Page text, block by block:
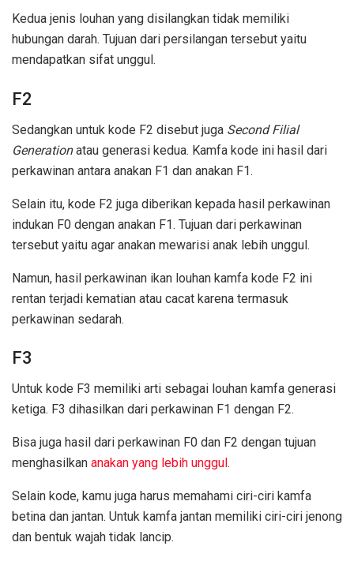
Kedua jenis louhan yang disilangkan tidak memiliki
hubungan darah. Tujuan dari persilangan tersebut yaitu
mendapatkan sifat unggul.
F2
Sedangkan untuk kode F2 disebut juga Second Filial
Generationatau generasi kedua. Kamfa kode ini hasil dari
perkawinan antara anakan F1 dan anakan F1.
Selain itu, kode F2 juga diberikan kepada hasil perkawinan
indukan F0 dengan anakan F1. Tujuan dari perkawinan
tersebut yaitu agar anakan mewarisi anak lebih unggul.
Namun, hasil perkawinan ikan louhan kamfa kode F2 ini
rentan terjadi kematian atau cacat karena termasuk
perkawinan sedarah.
F3
Untuk kode F3 memiliki arti sebagai louhan kamfa generasi
ketiga. F3 dihasilkan dari perkawinan F1 dengan F2.
Bisa juga hasil dari perkawinan F0 dan F2 dengan tujuan
menghasilkan anakan yang lebih unggul.
Selain kode, kamu juga harus memahami ciri-ciri kamfa
betina dan jantan. Untuk kamfa jantan memiliki ciri-ciri jenong
dan bentuk wajah tidak lancip.